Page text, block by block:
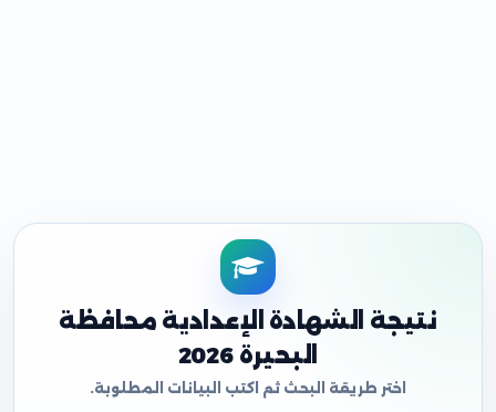
نتيجة الشهادة الإعدادية محافظة
البحيرة 2026